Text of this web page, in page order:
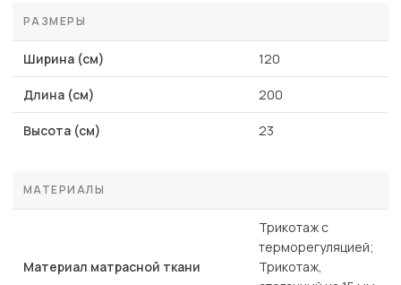
РАЗМЕРЫ
Ширина (см) 120
Длина (см) 200
Высота (см) 23
МАТЕРИАЛЫ
Материал матрасной ткани
Трикотаж с
терморегуляцией;
Трикотаж,